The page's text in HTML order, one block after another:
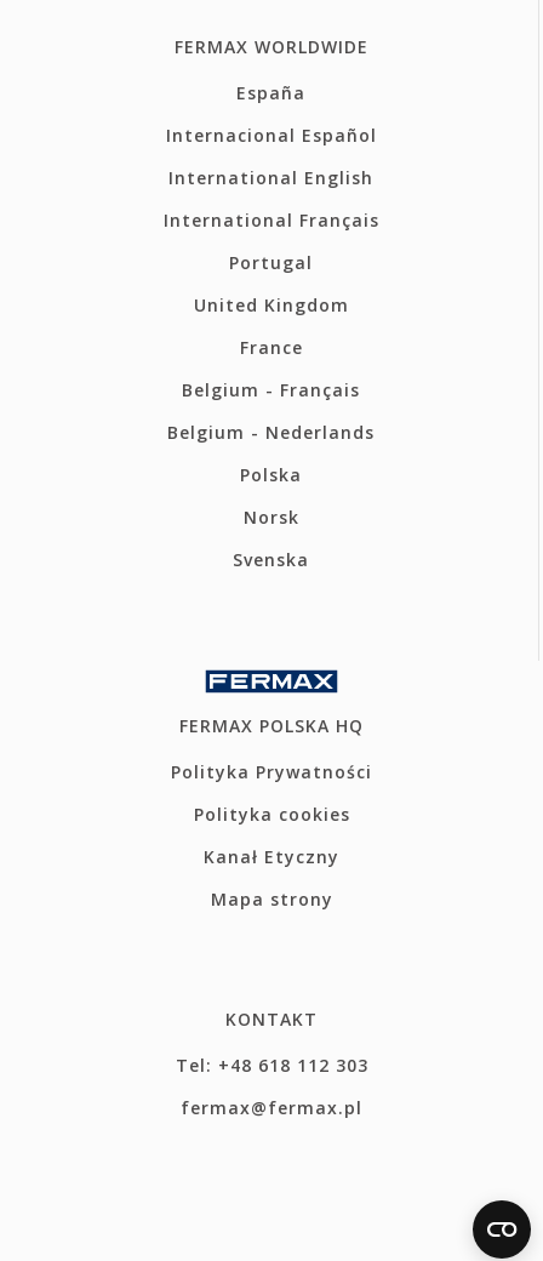
FERMAX WORLDWIDE
España
Internacional Español
International English
International Français
Portugal
United Kingdom
France
Belgium - Français
Belgium - Nederlands
Polska
Norsk
Svenska
FERMAX POLSKA HQ
Polityka Prywatności
Polityka cookies
Kanał Etyczny
Mapa strony
KONTAKT
Tel: +48 618 112 303
fermax@fermax.pl